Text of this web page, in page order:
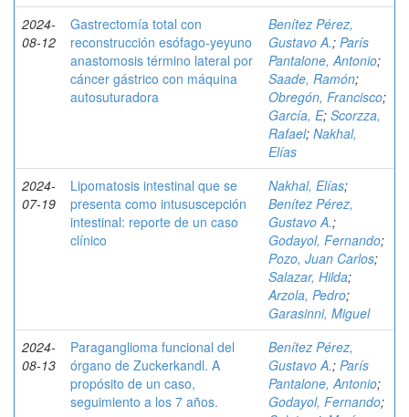
2024-
08-12
Gastrectomía total con
reconstrucción esófago-yeyuno
anastomosis término lateral por
cáncer gástrico con máquina
autosuturadora
Benítez Pérez,
Gustavo A.; París
Pantalone, Antonio;
Saade, Ramón;
Obregón, Francisco;
García, E; Scorzza,
Rafael; Nakhal,
Elías
2024-
07-19
Lipomatosis intestinal que se
presenta como intususcepción
intestinal: reporte de un caso
clínico
Nakhal, Elías;
Benítez Pérez,
Gustavo A.;
Godayol, Fernando;
Pozo, Juan Carlos;
Salazar, Hilda;
Arzola, Pedro;
Garasinni, Miguel
2024-
08-13
Paraganglioma funcional del
órgano de Zuckerkandl. A
propósito de un caso,
seguimiento a los 7 años.
Benítez Pérez,
Gustavo A.; París
Pantalone, Antonio;
Godayol, Fernando;